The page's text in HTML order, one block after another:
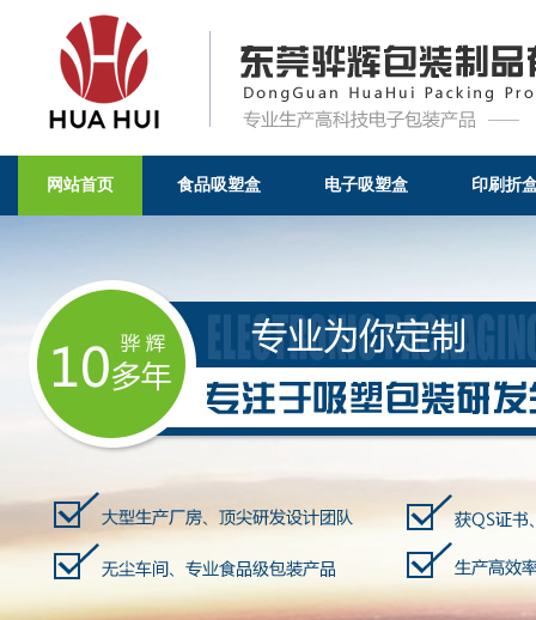
教您如何选择吸塑材料-常见问题-
网站首页 食品吸塑盒 电子吸塑盒 印刷折